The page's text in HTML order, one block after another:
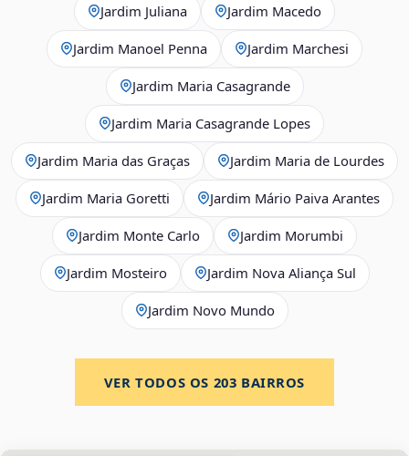
Jardim Juliana Jardim Macedo
Jardim Manoel Penna Jardim Marchesi
Jardim Maria Casagrande
Jardim Maria Casagrande Lopes
Jardim Maria das Graças Jardim Maria de Lourdes
Jardim Maria Goretti Jardim Mário Paiva Arantes
Jardim Monte Carlo Jardim Morumbi
Jardim Mosteiro Jardim Nova Aliança Sul
Jardim Novo Mundo
VER TODOS OS 203 BAIRROS